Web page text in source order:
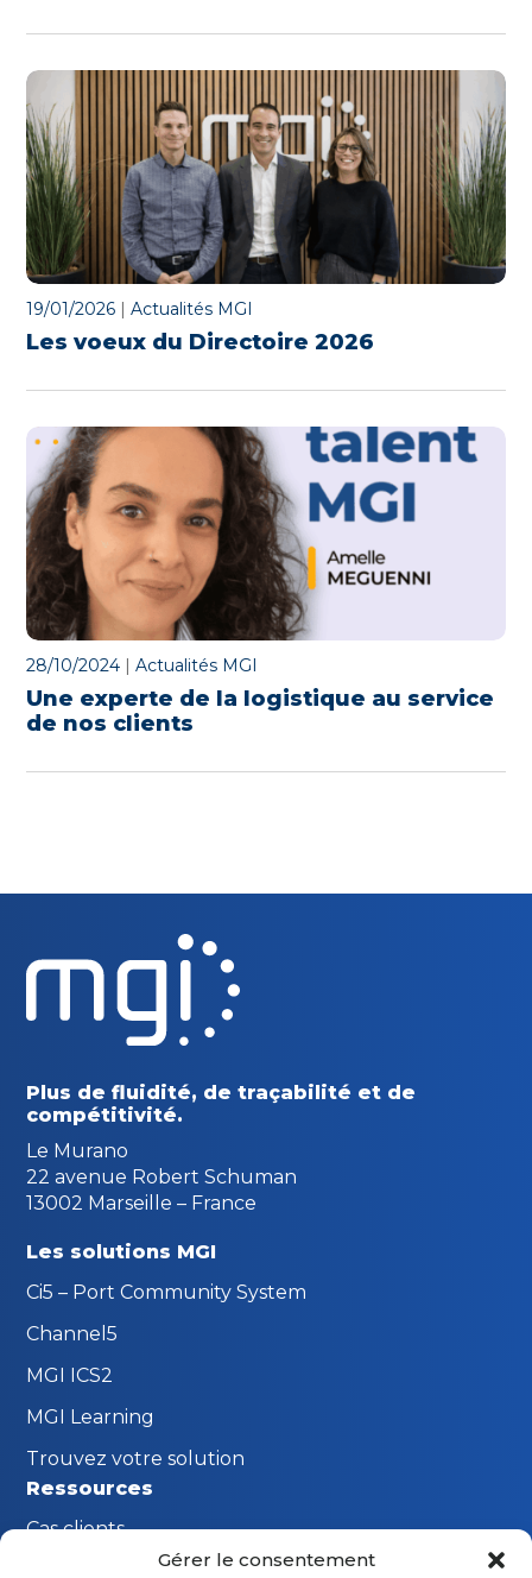
Gérer le consentement
Les voeux du Directoire 2026
19/01/2026 |Actualités MGI
Une experte de la logistique au service
de nos clients
28/10/2024 |Actualités MGI
Plus de fluidité, de traçabilité et de
compétitivité.
Le Murano
22 avenue Robert Schuman
13002 Marseille – France
Les solutions MGI
Ci5 – Port Community System
Channel5
MGI ICS2
MGI Learning
Trouvez votre solution
Ressources
Cas clients